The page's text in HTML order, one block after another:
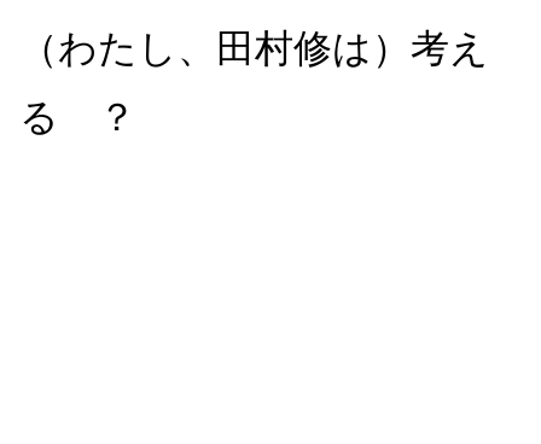
（わたし、田村修は）考え
る ？